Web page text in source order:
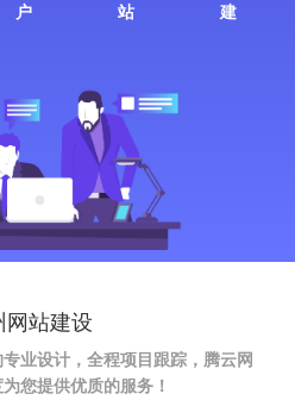
户
站
建
网站建设
业设计，全程项目跟踪，腾云网
您提供优质的服务！